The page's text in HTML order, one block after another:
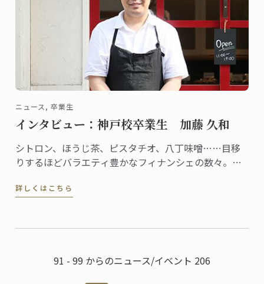
ニュース, 卒業生
インタビュー：神戸校卒業生 加藤 久和
シトロン、ほうじ茶、ピスタチオ、八丁味噌……目移
りするほどバラエティ豊かなフィナンシェの数々。素
ュは、全国的にも珍しいフィナンシェの専門店です。
詳しくはこちら
91 - 99 からのニュース/イベント 206